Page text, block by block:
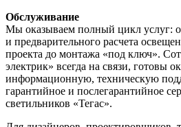
Обслуживание
Мы оказываем полный цикл услуг:
и предварительного расчета
проекта до монтажа «под ключ».
электрик» всегда на связи, готовы
информационную, техническую
гарантийное и послегарантийное
светильников «Тегас».